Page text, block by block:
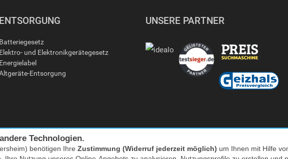
ENTSORGUNG
Batteriegesetz
Elektro- und Elektronikgerätegesetz
Energielabel
Entsorgung
UNSERE PARTNER
Technologien.
benötigen Ihre Zustimmung (Widerruf jederzeit möglich) um Ihnen mit Hilfe